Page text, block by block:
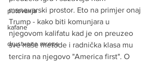
putovanja
kafane
drustvene mreze
manevarski prostor. Eto na primjer onaj
Trump - kako biti komunjara u
njegovom kalifatu kad je on preuzeo
sve naše metode i radnička klasa mu
tercira na njegovo "America first". O